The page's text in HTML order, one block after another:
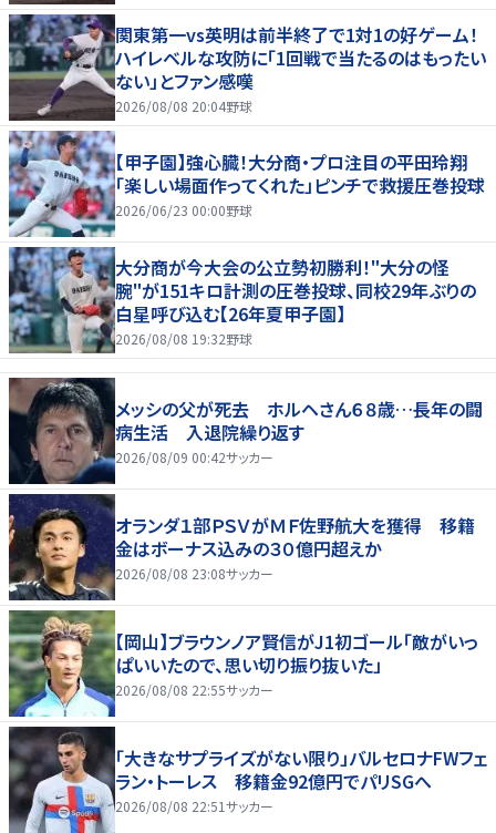
関東第一vs英明は前半終了で1対1の好ゲーム！
ハイレベルな攻防に「1回戦で当たるのはもったい
ない」とファン感嘆
2026/08/08 20:04野球
【甲子園】強心臓！大分商・プロ注目の平田玲翔
「楽しい場面作ってくれた」ピンチで救援圧巻投球
2026/06/23 00:00野球
大分商が今大会の公立勢初勝利！"大分の怪
腕"が151キロ計測の圧巻投球、同校29年ぶりの
白星呼び込む【26年夏甲子園】
2026/08/08 19:32野球
メッシの父が死去 ホルヘさん６８歳…長年の闘
病生活 入退院繰り返す
2026/08/09 00:42サッカー
オランダ１部ＰＳＶがＭＦ佐野航大を獲得 移籍
金はボーナス込みの３０億円超えか
2026/08/08 23:08サッカー
【岡山】ブラウンノア賢信がJ1初ゴール「敵がいっ
ぱいいたので、思い切り振り抜いた」
2026/08/08 22:55サッカー
「大きなサプライズがない限り」バルセロナFWフェ
ラン・トーレス 移籍金92億円でパリSGへ
2026/08/08 22:51サッカー